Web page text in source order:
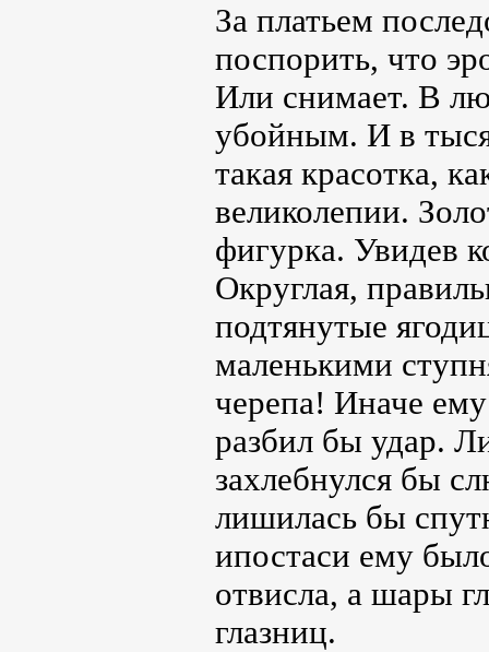
За платьем
поспорить, что
Или снимает. В
убойным. И в
такая красотка,
великолепии.
фигурка. Увидев
Округлая,
подтянутые
маленькими
черепа! Иначе
разбил бы удар.
захлебнулся бы
лишилась бы
ипостаси ему
отвисла, а шары
глазниц.